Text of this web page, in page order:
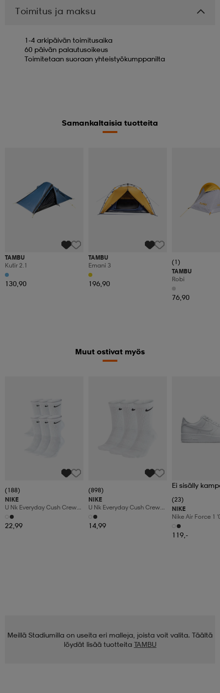
Toimitus ja maksu
1-4 arkipäivän toimitusaika
60 päivän palautusoikeus
Toimitetaan suoraan yhteistyökumppanilta
Samankaltaisia tuotteita
TAMBU
Kutir 2.1
130,90
TAMBU
Emani 3
196,90
(1)
TAMBU
Robi
76,90
Muut ostivat myös
(188)
NIKE
U Nk Everyday Cush Crew
6pr-Bd
22,99
(898)
NIKE
U Nk Everyday Cush Crew
3pr
14,99
Ei sisälly
(23)
NIKE
Nike Air Force 1
Shoes
119,-
Meillä Stadiumilla on useita eri malleja, joista voit valita. Täältä
löydät lisää tuotteita TAMBU